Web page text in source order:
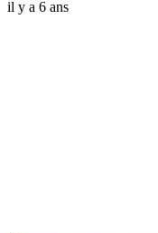
il y a 6 ans